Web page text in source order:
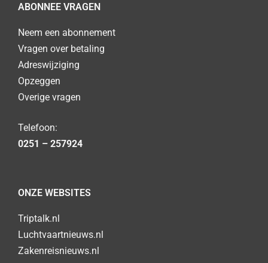
ABONNEE VRAGEN
Neem een abonnement
Vragen over betaling
Adreswijziging
Opzeggen
Overige vragen
Telefoon:
0251 – 257924
ONZE WEBSITES
Triptalk.nl
Luchtvaartnieuws.nl
Zakenreisnieuws.nl